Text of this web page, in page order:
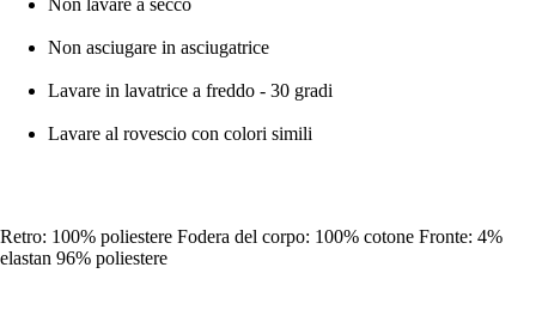
Non lavare a secco
Non asciugare in asciugatrice
Lavare in lavatrice a freddo - 30 gradi
Lavare al rovescio con colori simili
Retro: 100% poliestere Fodera del corpo: 100% cotone Fronte: 4%
elastan 96% poliestere